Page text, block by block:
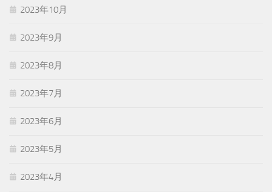
2023年10月
2023年9月
2023年8月
2023年7月
2023年6月
2023年5月
2023年4月